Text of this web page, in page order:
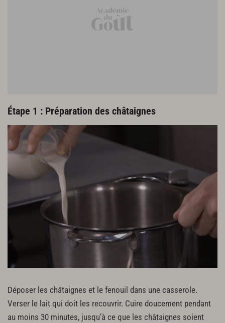
Étape 1 : Préparation des châtaignes
Déposer les châtaignes et le fenouil dans une casserole.
Verser le lait qui doit les recouvrir. Cuire doucement pendant
au moins 30 minutes, jusqu’à ce que les châtaignes soient